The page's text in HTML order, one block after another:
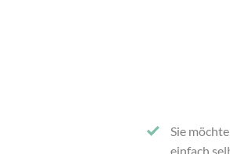
Sie
einfach